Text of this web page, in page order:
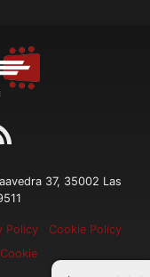
37, 35002 Las
Policy
Cookie Policy